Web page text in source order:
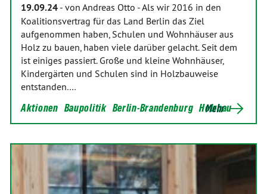
19.09.24 - von Andreas Otto -Als wir 2016 in den
Koalitionsvertrag für das Land Berlin das Ziel
aufgenommen haben, Schulen und Wohnhäuser aus
Holz zu bauen, haben viele darüber gelacht. Seit dem
ist einiges passiert. Große und kleine Wohnhäuser,
Kindergärten und Schulen sind in Holzbauweise
entstanden.…
Aktionen Baupolitik Berlin-Brandenburg Holzbau
Mehr